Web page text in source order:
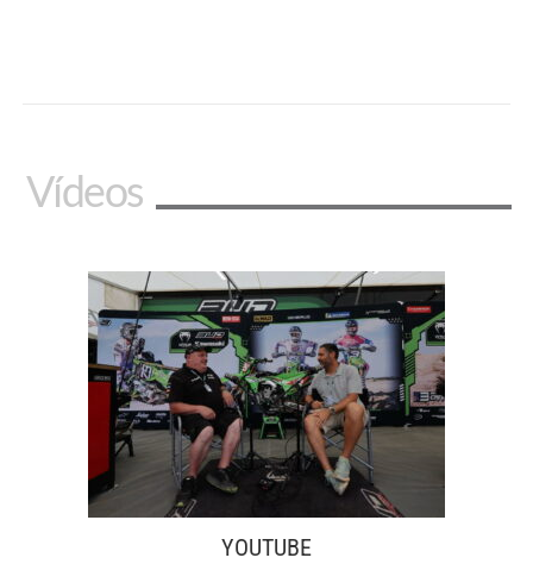
Vídeos
YOUTUBE